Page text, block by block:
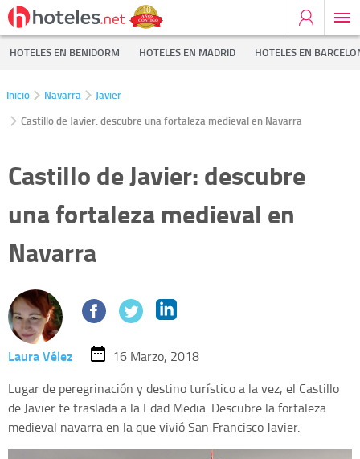
HOTELES EN BENIDORM HOTELES EN MADRID HOTELES EN
Inicio Navarra
Javier
Castillo de Javier: descubre una fortaleza medieval en Navarra
Castillo de Javier: descubre
una fortaleza medieval en
Navarra
Laura Vélez
16 Marzo, 2018
Lugar de peregrinación y destino turístico a la vez, el Castillo
de Javier te traslada a la Edad Media. Descubre la fortaleza
medieval navarra en la que vivió San Francisco Javier.